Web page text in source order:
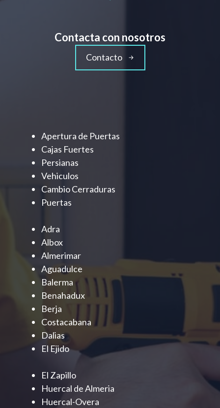
Contacta con nosotros
Contacto
Apertura de Puertas
Cajas Fuertes
Persianas
Vehiculos
Cambio Cerraduras
Puertas
Adra
Albox
Almerimar
Aguadulce
Balerma
Benahadux
Berja
Costacabana
Dalias
El Ejido
El Zapillo
Huercal de Almeria
Huercal-Overa